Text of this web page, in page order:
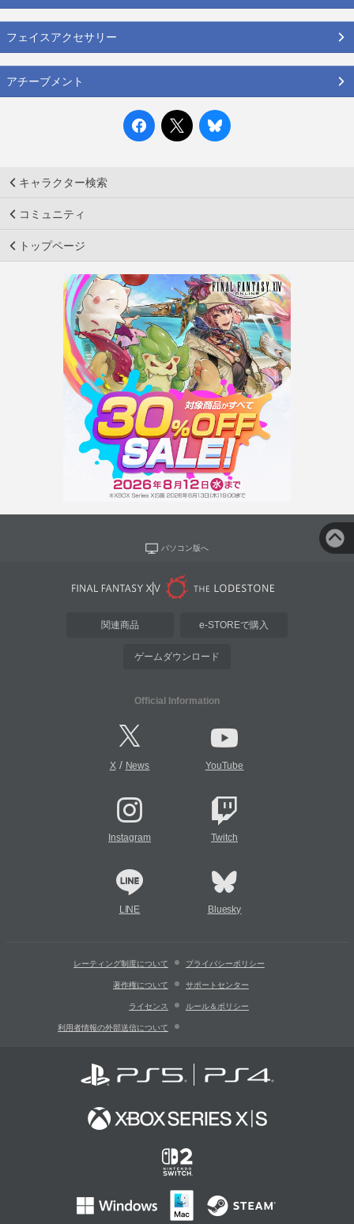
フェイスアクセサリー
アチーブメント
キャラクター検索
コミュニティ
トップページ
パソコン版へ
関連商品 e-STOREで購入
ゲームダウンロード
Official Information
X/ News YouTube
Instagram Twitch
LINE Bluesky
レーティング制度について プライバシーポリシー
著作権について サポートセンター
ライセンス ルール＆ポリシー
利用者情報の外部送信について